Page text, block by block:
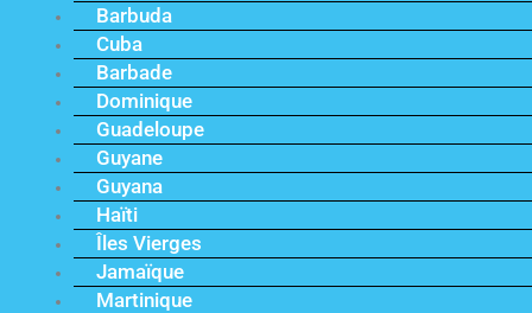
Barbuda
Cuba
Barbade
Dominique
Guadeloupe
Guyane
Guyana
Haïti
Îles Vierges
Jamaïque
Martinique